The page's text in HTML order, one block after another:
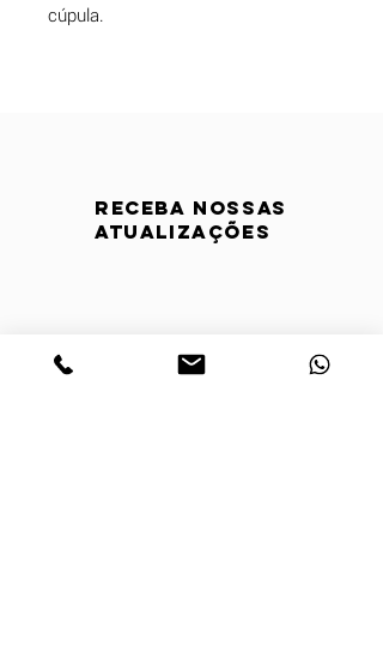
cúpula.
Receba nossas
atualizações